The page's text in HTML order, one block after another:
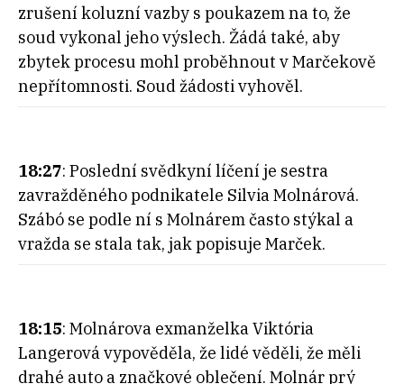
zrušení koluzní vazby s poukazem na to, že
soud vykonal jeho výslech. Žádá také, aby
zbytek procesu mohl proběhnout v Marčekově
nepřítomnosti. Soud žádosti vyhověl.
18:27: Poslední svědkyní líčení je sestra
zavražděného podnikatele Silvia Molnárová.
Szábó se podle ní s Molnárem často stýkal a
vražda se stala tak, jak popisuje Marček.
18:15: Molnárova exmanželka Viktória
Langerová vypověděla, že lidé věděli, že měli
drahé auto a značkové oblečení. Molnár prý